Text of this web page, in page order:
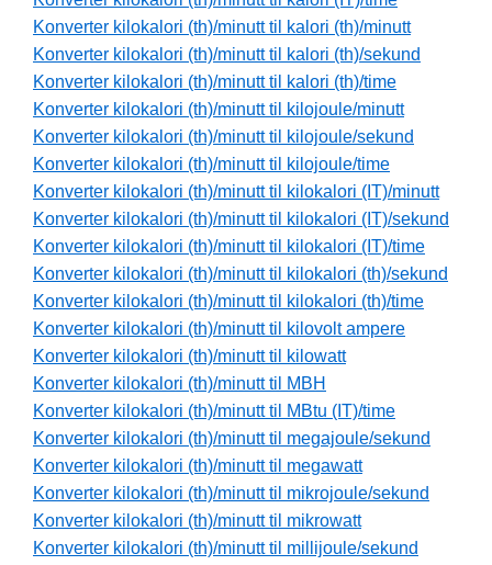
Konverter kilokalori (th)/minutt til kalori (th)/minutt
Konverter kilokalori (th)/minutt til kalori (th)/sekund
Konverter kilokalori (th)/minutt til kalori (th)/time
Konverter kilokalori (th)/minutt til kilojoule/minutt
Konverter kilokalori (th)/minutt til kilojoule/sekund
Konverter kilokalori (th)/minutt til kilojoule/time
Konverter kilokalori (th)/minutt til kilokalori (IT)/minutt
Konverter kilokalori (th)/minutt til kilokalori (IT)/sekund
Konverter kilokalori (th)/minutt til kilokalori (IT)/time
Konverter kilokalori (th)/minutt til kilokalori (th)/sekund
Konverter kilokalori (th)/minutt til kilokalori (th)/time
Konverter kilokalori (th)/minutt til kilovolt ampere
Konverter kilokalori (th)/minutt til kilowatt
Konverter kilokalori (th)/minutt til MBH
Konverter kilokalori (th)/minutt til MBtu (IT)/time
Konverter kilokalori (th)/minutt til megajoule/sekund
Konverter kilokalori (th)/minutt til megawatt
Konverter kilokalori (th)/minutt til mikrojoule/sekund
Konverter kilokalori (th)/minutt til mikrowatt
Konverter kilokalori (th)/minutt til millijoule/sekund